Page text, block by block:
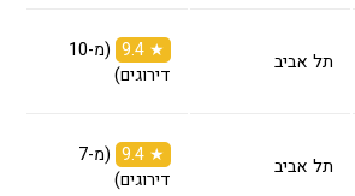
תל אביב ★ 9.4
(מ-10
דירוגים)
תל אביב ★ 9.4
(מ-7
דירוגים)